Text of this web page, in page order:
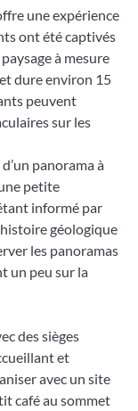
une expérience
ont été captivés
à mesure
dure environ 15
peuvent
sur les
panorama à
petite
informé par
géologique
les panoramas
un peu sur la
des sièges
et
avec un site
café au sommet